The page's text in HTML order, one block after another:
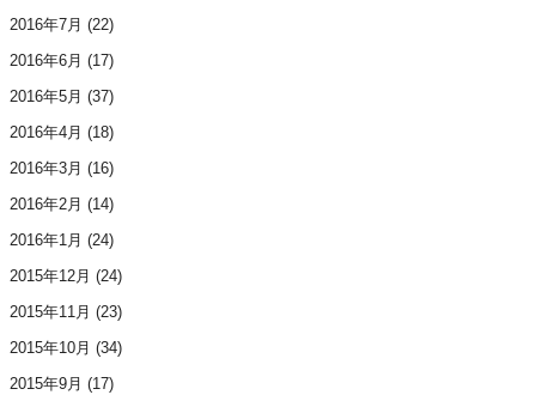
2016年7月 (22)
2016年6月 (17)
2016年5月 (37)
2016年4月 (18)
2016年3月 (16)
2016年2月 (14)
2016年1月 (24)
2015年12月 (24)
2015年11月 (23)
2015年10月 (34)
2015年9月 (17)